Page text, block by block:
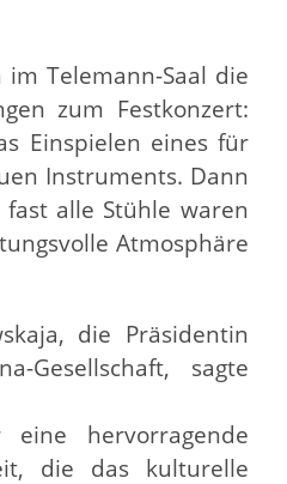
Telemann-Saal die
zum Festkonzert:
Einspielen eines für
Instruments. Dann
alle Stühle waren
Atmosphäre
die Präsidentin
Gesellschaft, sagte
hervorragende
die das kulturelle